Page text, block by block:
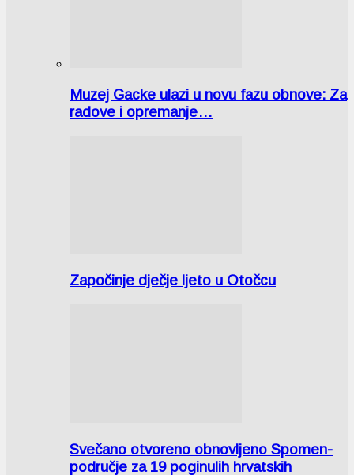
Muzej Gacke ulazi u novu fazu obnove: Za
radove i opremanje…
Započinje dječje ljeto u Otočcu
Svečano otvoreno obnovljeno Spomen-
područje za 19 poginulih hrvatskih